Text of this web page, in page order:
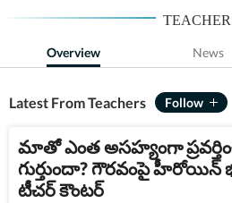
Overview News
Latest From Teachers
మాతో ఎంత అసహ్యంగా
గుర్తుందా? గౌరవంపై హీరోయిన్
టీచర్ కౌంటర్